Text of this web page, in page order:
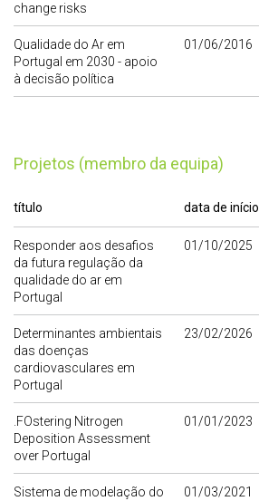
change risks
Qualidade do Ar em
Portugal em 2030 - apoio
à decisão política
01/06/2016
Projetos (membro da equipa)
título data de início
Responder aos desafios
da futura regulação da
qualidade do ar em
Portugal
01/10/2025
Determinantes ambientais
das doenças
cardiovasculares em
Portugal
23/02/2026
.FOstering Nitrogen
Deposition Assessment
over Portugal
01/01/2023
Sistema de modelação do
01/03/2021